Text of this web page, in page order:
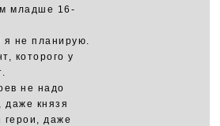
младше 16-
я не планирую.
которого у
не надо
даже князя
даже